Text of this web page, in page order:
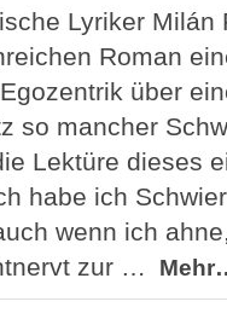
Lyriker Milán
Roman
über
so mancher
Lektüre dieses
habe ich
wenn ich
zur …